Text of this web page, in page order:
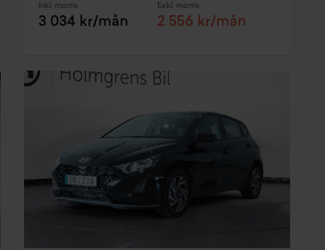
Inkl. moms
3 034 kr/mån
Exkl. moms
2 556 kr/mån